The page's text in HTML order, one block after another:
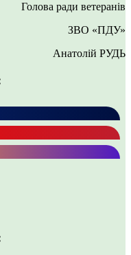
Голова ради ветеранів
ЗВО «ПДУ»
Анатолій РУДЬ